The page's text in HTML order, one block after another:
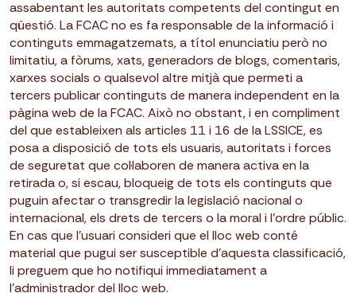
assabentant les autoritats competents del contingut en
qüestió. La FCAC no es fa responsable de la informació i
continguts emmagatzemats, a títol enunciatiu però no
limitatiu, a fòrums, xats, generadors de blogs, comentaris,
xarxes socials o qualsevol altre mitjà que permeti a
tercers publicar continguts de manera independent en la
pàgina web de la FCAC. Això no obstant, i en compliment
del que estableixen als articles 11 i 16 de la LSSICE, es
posa a disposició de tots els usuaris, autoritats i forces
de seguretat que col·laboren de manera activa en la
retirada o, si escau, bloqueig de tots els continguts que
puguin afectar o transgredir la legislació nacional o
internacional, els drets de tercers o la moral i l’ordre públic.
En cas que l’usuari consideri que el lloc web conté
material que pugui ser susceptible d’aquesta classificació,
li preguem que ho notifiqui immediatament a
l’administrador del lloc web.